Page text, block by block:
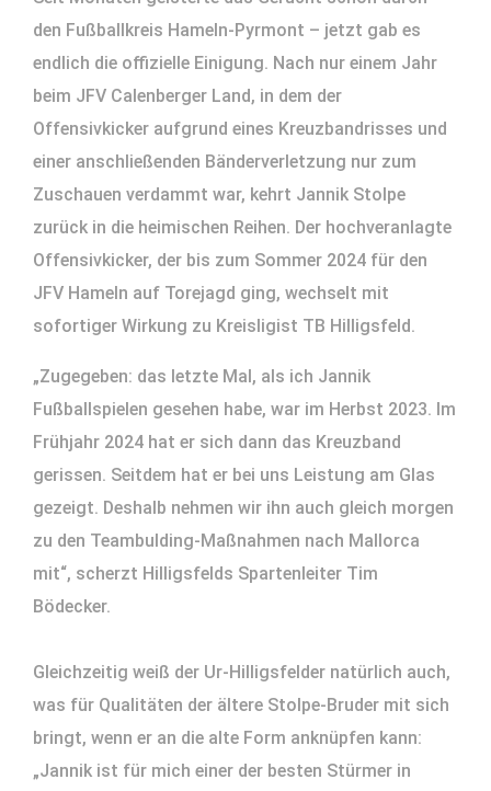
den Fußballkreis Hameln-Pyrmont – jetzt gab es
endlich die offizielle Einigung. Nach nur einem Jahr
beim JFV Calenberger Land, in dem der
Offensivkicker aufgrund eines Kreuzbandrisses und
einer anschließenden Bänderverletzung nur zum
Zuschauen verdammt war, kehrt Jannik Stolpe
zurück in die heimischen Reihen. Der hochveranlagte
Offensivkicker, der bis zum Sommer 2024 für den
JFV Hameln auf Torejagd ging, wechselt mit
sofortiger Wirkung zu Kreisligist TB Hilligsfeld.
„Zugegeben: das letzte Mal, als ich Jannik
Fußballspielen gesehen habe, war im Herbst 2023. Im
Frühjahr 2024 hat er sich dann das Kreuzband
gerissen. Seitdem hat er bei uns Leistung am Glas
gezeigt. Deshalb nehmen wir ihn auch gleich morgen
zu den Teambulding-Maßnahmen nach Mallorca
mit“, scherzt Hilligsfelds Spartenleiter Tim
Bödecker.
Gleichzeitig weiß der Ur-Hilligsfelder natürlich auch,
was für Qualitäten der ältere Stolpe-Bruder mit sich
bringt, wenn er an die alte Form anknüpfen kann:
„Jannik ist für mich einer der besten Stürmer in